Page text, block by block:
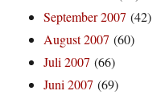
September 2007 (42)
August 2007 (60)
Juli 2007 (66)
Juni 2007 (69)